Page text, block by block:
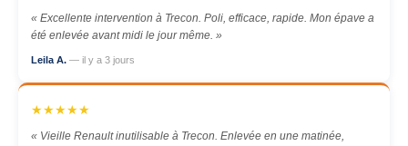
« Excellente intervention à Trecon. Poli, efficace, rapide. Mon épave a
été enlevée avant midi le jour même. »
Leila A. — il y a 3 jours
★★★★★
« Vieille Renault inutilisable à Trecon. Enlevée en une matinée,